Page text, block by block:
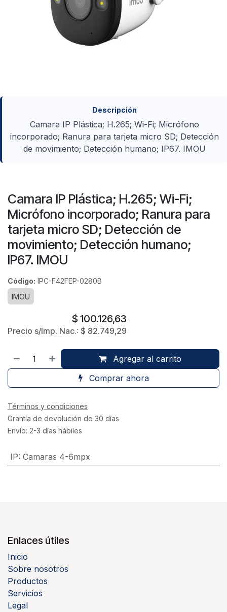
Descripción
Camara IP Plástica; H.265; Wi-Fi; Micrófono
incorporado; Ranura para tarjeta micro SD; Detección
de movimiento; Detección humano; IP67. IMOU
Camara IP Plástica; H.265; Wi-Fi;
Micrófono incorporado; Ranura para
tarjeta micro SD; Detección de
movimiento; Detección humano;
IP67. IMOU
Código: IPC-F42FEP-0280B
IMOU
$ 100.126,63
Precio s/Imp. Nac.: $ 82.749,29
Agregar al carrito
Comprar ahora
Términos y condiciones
Grantía de devolución de 30 días
Envío: 2-3 días hábiles
IP: Camaras 4-6mpx
Enlaces útiles
Inicio
Sobre nosotros
Productos
Servicios
Legal